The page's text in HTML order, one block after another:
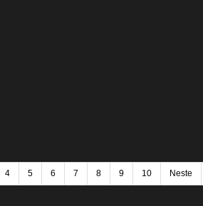
4 5 6 7 8 9 10 Neste